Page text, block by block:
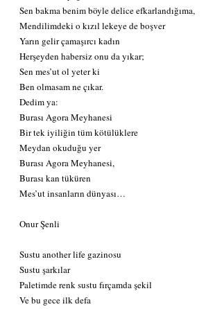
Sen bakma benim böyle delice efkarlandığıma,
Mendilimdeki o kızıl lekeye de boşver
Yarın gelir çamaşırcı kadın
Herşeyden habersiz onu da yıkar;
Sen mes’ut ol yeter ki
Ben olmasam ne çıkar.
Dedim ya:
Burası Agora Meyhanesi
Bir tek iyiliğin tüm kötülüklere
Meydan okuduğu yer
Burası Agora Meyhanesi,
Burası kan tüküren
Mes’ut insanların dünyası…
Onur Şenli
Sustu another life gazinosu
Sustu şarkılar
Paletimde renk sustu fırçamda şekil
Ve bu gece ilk defa